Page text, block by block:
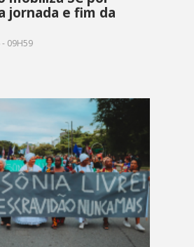
jornada e fim da
- 09H59